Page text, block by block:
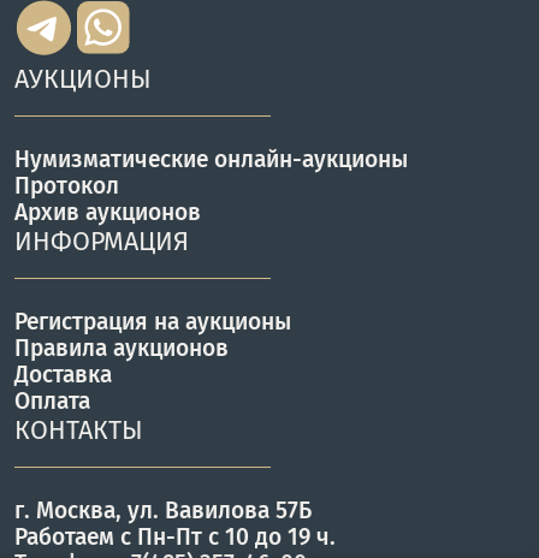
АУКЦИОНЫ
Нумизматические онлайн-аукционы
Протокол
Архив аукционов
ИНФОРМАЦИЯ
Регистрация на аукционы
Правила аукционов
Доставка
Оплата
КОНТАКТЫ
г. Москва, ул. Вавилова 57Б
Работаем с Пн-Пт с 10 до 19 ч.